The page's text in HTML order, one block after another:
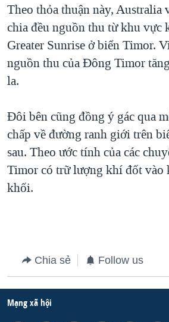
VĂN HOÁ
THỂ THAO
GIÁO DỤC
TRỊNH VĨNH BÌNH - NGƯỜI HẠ 'BÊN
GROUND ZERO – XƯA VÀ NAY
CHI PHÍ CHIẾN TRANH AFGHANISTAN
TRỊNH VĨNH BÌNH VS. CHÍNH PHỦ
NGƯ DÂN VIỆT VÀ LÀN SÓNG
BÊN KIA QUỐC LỘ: TIẾNG VỌNG
QUAN HỆ VIỆT MỸ
Ngôn ngữ khác
Theo thỏa thuận này,
chia đều nguồn thu từ khu vực
Greater Sunrise ở biển Timor.
nguồn thu của Đông Timor
la.
Đôi bên cũng đồng ý gác qua
chấp về đường ranh giới trên
sau. Theo ước tính của các
Timor có trữ lượng khí đốt vào
khối.
Chia sẻ Follow us
Mạng xã hội